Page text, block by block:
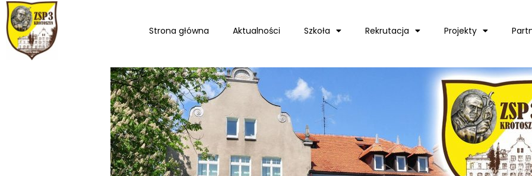
Strona główna Aktualności Szkoła Rekrutacja Projekty